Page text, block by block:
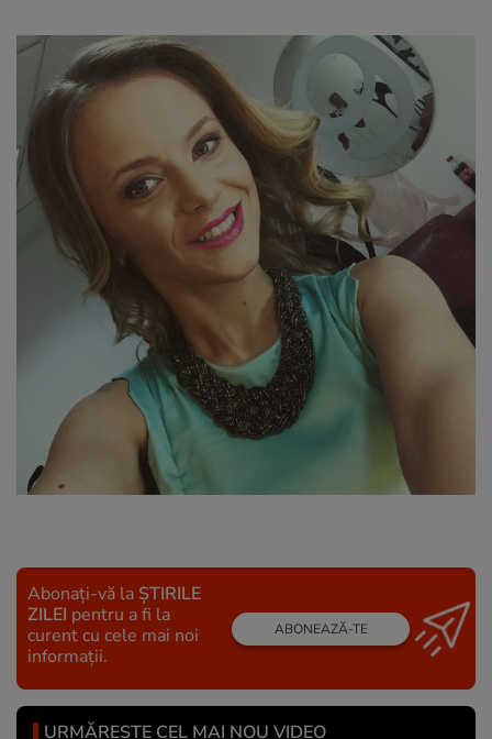
Abonați-vă la ȘTIRILE
ZILEI pentru a fi la
curent cu cele mai noi
informații.
ABONEAZĂ-TE
URMĂREȘTE CEL MAI NOU VIDEO